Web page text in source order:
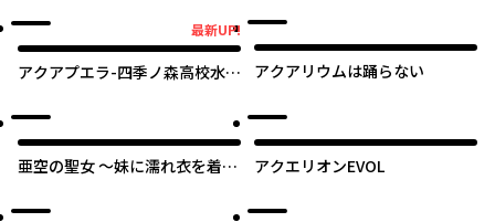
に、婚約者からの溺愛が止まり
ません！～
最新UP!
アクアプエラ-四季ノ森高校水泳
アクアリウムは踊らない
亜空の聖女 〜妹に濡れ衣を着せ
してやり直す〜
アクエリオンEVOL